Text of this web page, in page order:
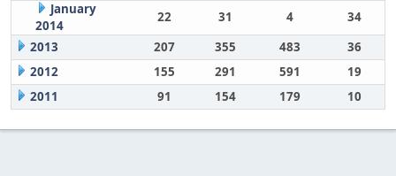
January
2014
22 31 4
34
2013
207 355 483
36
2012
155 291 591
19
2011
91 154 179 10